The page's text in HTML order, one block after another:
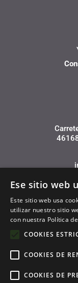
Ese sitio web
Este sitio web usa
utilizar nuestro sitio
con nuestra Política
COOKIES
COOKIES DE
COOKIES DE